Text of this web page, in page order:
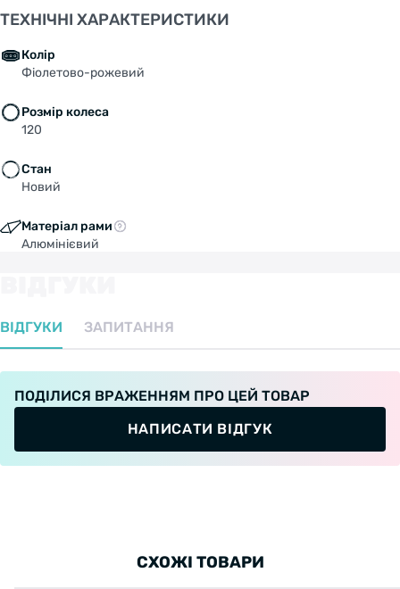
ТЕХНІЧНІ ХАРАКТЕРИСТИКИ
Колір
Фіолетово-рожевий
Розмір колеса
120
Стан
Новий
Матеріал рами
Алюмінієвий
ВІДГУКИ ЗАПИТАННЯ
ПОДІЛИСЯ ВРАЖЕННЯМ ПРО ЦЕЙ ТОВАР
НАПИСАТИ ВІДГУК
СХОЖІ ТОВАРИ